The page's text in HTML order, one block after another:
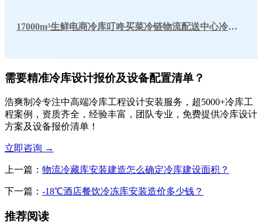
17000m³生鲜电商冷库叮咚买菜冷链物流配送中心冷库工程建造方案
需要精准冷库设计报价及设备配置清单？
浩爽制冷专注中高端冷库工程设计安装服务，超5000+冷库工
程案例，资质齐全，经验丰富，团队专业，免费提供冷库设计
方案及设备报价清单！
立即咨询 →
上一篇： 物流冷藏库安装建造怎么确定冷库建设面积？
下一篇： -18℃酒店餐饮冷冻库安装造价多少钱？
推荐阅读